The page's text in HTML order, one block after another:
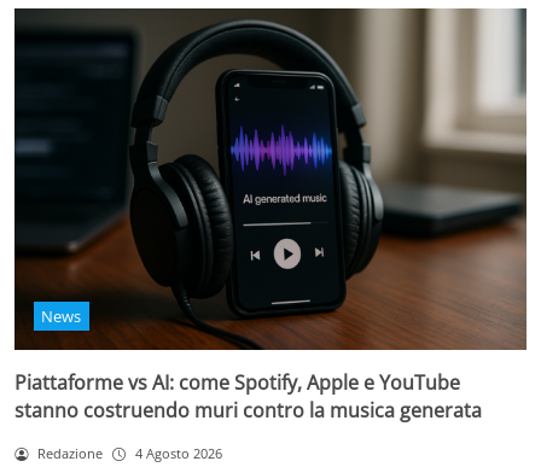
News
Piattaforme vs AI: come Spotify, Apple e YouTube
stanno costruendo muri contro la musica generata
Redazione 4 Agosto 2026